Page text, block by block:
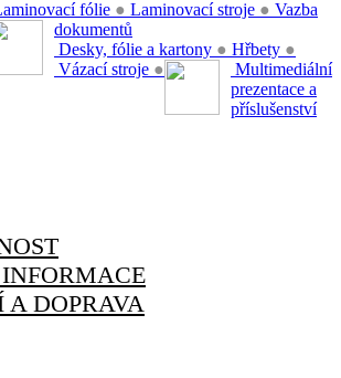
fólie ● Laminovací stroje ● Vazba
dokumentů
Desky, fólie a kartony ● Hřbety ●
Vázací stroje ●
Multimediální
prezentace a
příslušenství
A DOPRAVA